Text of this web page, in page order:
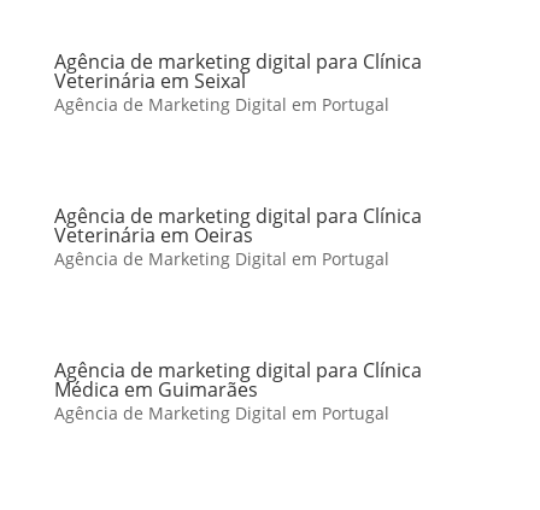
Agência de marketing digital para Clínica
Veterinária em Seixal
Agência de Marketing Digital em Portugal
Agência de marketing digital para Clínica
Veterinária em Oeiras
Agência de Marketing Digital em Portugal
Agência de marketing digital para Clínica
Médica em Guimarães
Agência de Marketing Digital em Portugal